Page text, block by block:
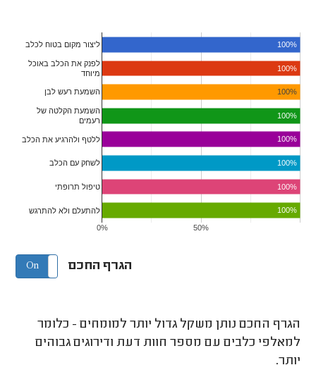
0% 50%
ליצור מקום בטוח לכלב
לפנק את הכלב באוכל
מיוחד
השמעת רעש לבן
השמעת הקלטה של
רעמים
ללטף ולהרגיע את הכלב
לשחק עם הכלב
טיפול תרופתי
להתעלם ולא להתרגש
100%
100%
100%
100%
100%
100%
100%
100%
הגרף החכם On Off
הגרף החכם נותן משקל גדול יותר למומחים - כלומר
למאלפי כלבים עם מספר חוות דעת ודירוגים גבוהים
יותר.